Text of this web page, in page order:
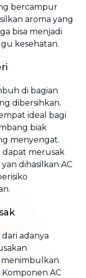
bercampur
aroma yang
bisa menjadi
kesehatan.
di bagian
dibersihkan.
ideal bagi
biak
menyengat.
merusak
dihasilkan AC
adanya
menimbulkan
AC